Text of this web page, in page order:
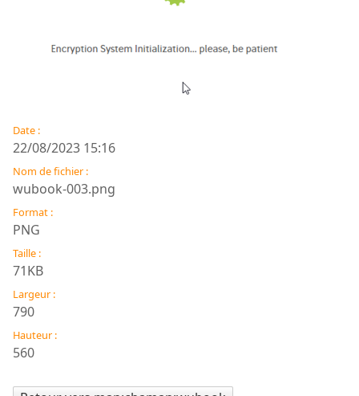
Date :
22/08/2023 15:16
Nom de fichier :
wubook-003.png
Format :
PNG
Taille :
71KB
Largeur :
790
Hauteur :
560